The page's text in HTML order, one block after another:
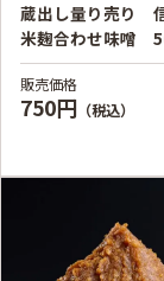
蔵出し量り売り
米麹合わせ味噌
販売価格
750円 （税込）